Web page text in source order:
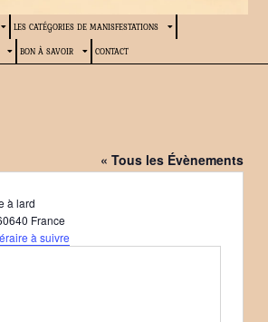
LES CATÉGORIES DE MANISFESTATIONS
BON À SAVOIR CONTACT
« Tous les Évènements
à lard
France
à suivre